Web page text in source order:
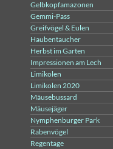
Gelbkopfamazonen
Gemmi-Pass
Greifvögel & Eulen
Haubentaucher
Herbst im Garten
Impressionen am Lech
Limikolen
Limikolen 2020
Mäusebussard
Mäusejäger
Nymphenburger Park
Rabenvögel
Regentage